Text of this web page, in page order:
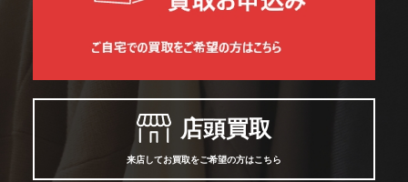
店頭買取
来店してお買取をご希望の方はこちら